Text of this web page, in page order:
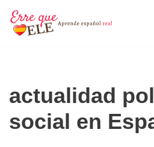
Saltar
actualidad
social en